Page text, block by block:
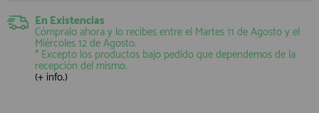
INFORMACION
910 60 71 03
En Existencias
Cómpralo ahora y lo recibes entre el Martes 11 de Agostoy el
Miércoles 12 de Agosto.
* Excepto los productos bajo pedido que dependemos de la
recepción del mismo.
(+ info.)